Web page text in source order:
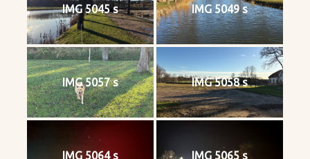
IMG 5045 s IMG 5049 s
IMG 5057 s IMG 5058 s
IMG 5064 s IMG 5065 s